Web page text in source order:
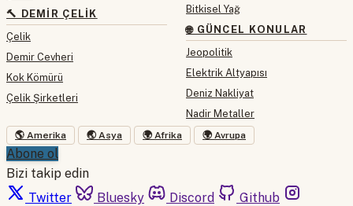
🔨 DEMIR ÇELIK
Çelik
Demir Cevheri
Kok Kömürü
Çelik Şirketleri
Bitkisel Yağ
🌐 GÜNCEL KONULAR
Jeopolitik
Elektrik Altyapısı
Deniz Nakliyat
Nadir Metaller
🌎 Amerika 🌏 Asya 🌍 Afrika 🌍 Avrupa
Abone ol
Bizi takip edin
Twitter
Bluesky Discord
Github